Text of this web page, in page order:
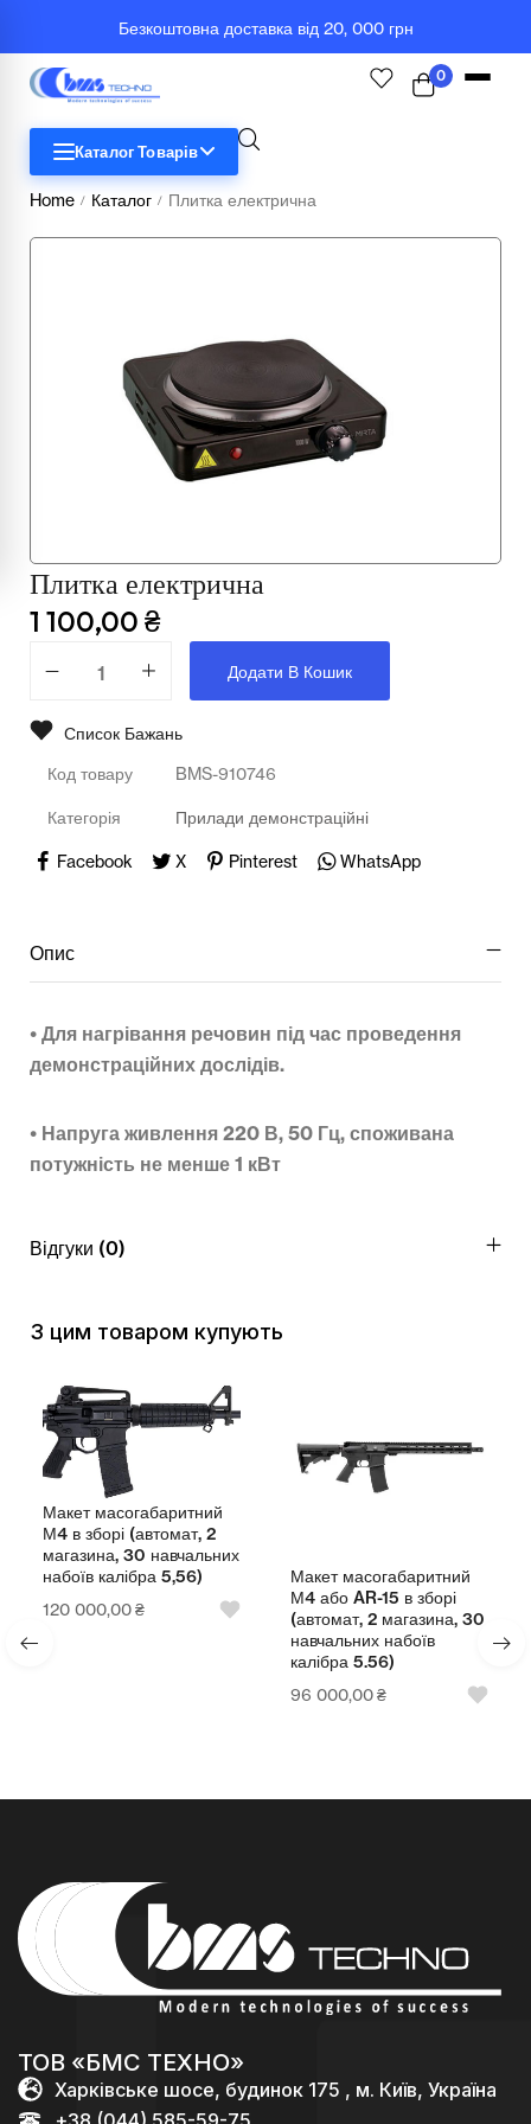
Безкоштовна доставка від 20, 000 грн
0
Каталог Товарів
Комп'ютерна техніка
Меблі
Освіта
Фізика
Всі товари
Підкатегорії відсутні.
Home / Каталог / Плитка електрична
Плитка електрична
1 100,00 ₴
Додати В Кошик
Список Бажань
Код товару BMS-910746
Категорія Прилади демонстраційні
Facebook X Pinterest WhatsApp
Опис
• Для нагрівання речовин під час проведення
демонстраційних дослідів.
• Напруга живлення 220 В, 50 Гц, споживана
потужність не менше 1 кВт
Відгуки (0)
З цим товаром купують
Макет масогабаритний
М4 в зборі (автомат, 2
магазина, 30 навчальних
набоїв калібра 5,56)
120 000,00₴
Макет масогабаритний
М4 або AR-15 в зборі
(автомат, 2 магазина, 30
навчальних набоїв
калібра 5.56)
96 000,00₴
ТОВ «БМС ТЕХНО»
Харківське шосе, будинок 175 , м. Київ, Україна